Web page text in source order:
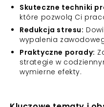
Skuteczne techniki
które pozwolą Ci
Redukcja stresu:
wypalenia
Praktyczne porady:
strategie w
wymierne efekty.